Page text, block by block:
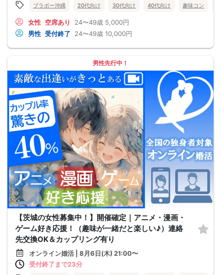
ブラボー沖縄 20代向け 30代向け 40代向け 趣味コン
女性 空席あり 24〜49歳 5,000円
男性 受付終了 24〜49歳 10,000円
男性先行中！
【茨城の女性募集中！】開催確定｜アニメ・漫画・
ゲーム好き応援！（趣味が一緒だと楽しい♪）連絡
先交換OK＆カップリング有り
オンライン婚活 | 8月6日(木) 21:00〜
受付終了まで23分